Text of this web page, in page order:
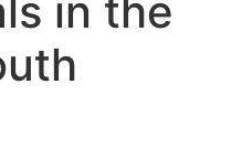
in the